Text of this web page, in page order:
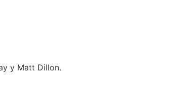
y Matt Dillon.